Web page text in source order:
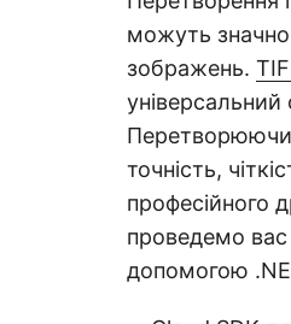
можуть
зображень.
Перетворюючи
точність,
професійного
проведемо
допомогою